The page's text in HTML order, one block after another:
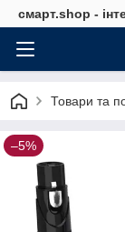
смарт.shop -
Товари та
–5%